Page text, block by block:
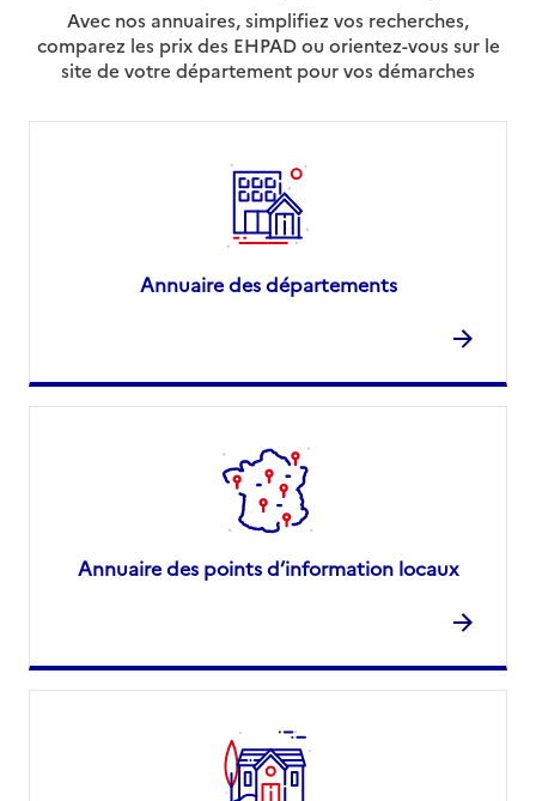
Avec nos annuaires, simplifiez vos recherches,
comparez les prix des EHPAD ou orientez-vous sur le
site de votre département pour vos démarches
Annuaire des départements
Annuaire des points d’information locaux